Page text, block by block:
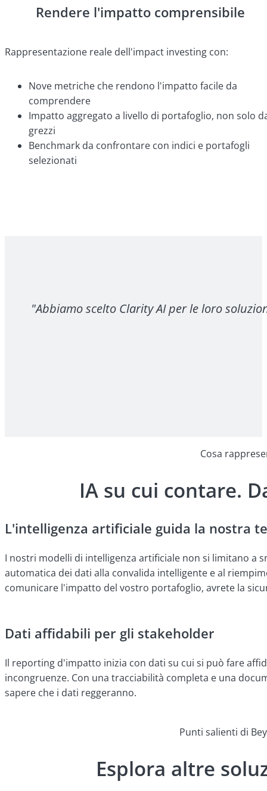
Rendere l'impatto comprensibile
Rappresentazione reale dell'impact investing con:
Nove metriche che rendono l'impatto facile da
comprendere
Impatto aggregato a livello di portafoglio, non solo
grezzi
Benchmark da confrontare con indici e portafogli
selezionati
"Abbiamo scelto Clarity AI per le loro
Cosa
IA su cui contare.
L'intelligenza artificiale guida la nostra
I nostri modelli di intelligenza artificiale non si limitano a
automatica dei dati alla convalida intelligente e al
comunicare l'impatto del vostro portafoglio, avrete la
Dati affidabili per gli stakeholder
Il reporting d'impatto inizia con dati su cui si può fare
incongruenze. Con una tracciabilità completa e una
sapere che i dati reggeranno.
Punti salienti di
Esplora altre